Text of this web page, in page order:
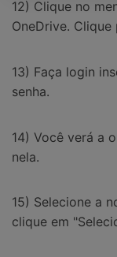
12) Clique no
OneDrive.
13) Faça login
senha.
14) Você verá a
nela.
15) Selecione a
clique em